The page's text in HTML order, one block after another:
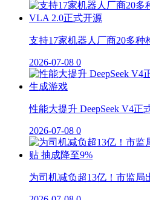
支持17家机器人厂商20多种
2026-07-08 0
性能大提升 DeepSeek V4正
2026-07-08 0
为司机减负超13亿！市监